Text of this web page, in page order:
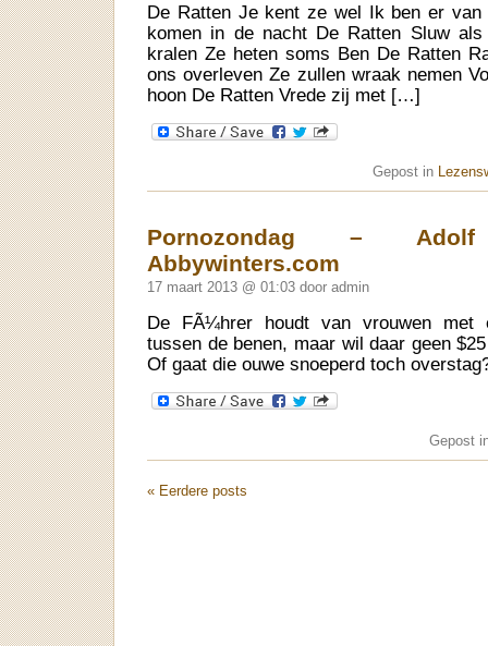
De Ratten Je kent ze wel Ik ben er van
komen in de nacht De Ratten Sluw
kralen Ze heten soms Ben De Ratten
ons overleven Ze zullen wraak nemen
hoon De Ratten Vrede zij met […]
Gepost in
Pornozondag –
Abbywinters.com
17 maart 2013 @ 01:03 door admin
De FÃ¼hrer houdt van vrouwen met
tussen de benen, maar wil daar geen
Of gaat die ouwe snoeperd toch
Gepost
« Eerdere posts